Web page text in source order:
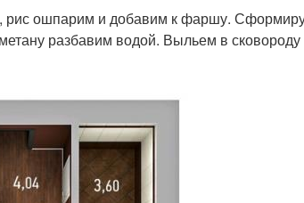
рис ошпарим и добавим к фаршу.
разбавим водой. Выльем в